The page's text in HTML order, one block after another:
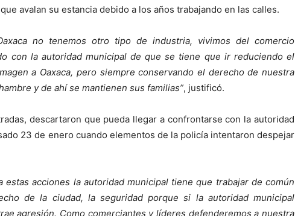
avalan su estancia debido a los años trabajando en las calles.
no tenemos otro tipo de industria, vivimos del comercio
con la autoridad municipal de que se tiene que ir reduciendo el
a Oaxaca, pero siempre conservando el derecho de nuestra
y de ahí se mantienen sus familias”, justificó.
descartaron que pueda llegar a confrontarse con la autoridad
23 de enero cuando elementos de la policía intentaron despejar
estas acciones la autoridad municipal tiene que trabajar de común
de la ciudad, la seguridad porque si la autoridad municipal
agresión. Como comerciantes y líderes defenderemos a nuestra